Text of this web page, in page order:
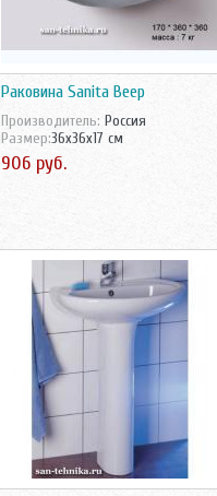
Раковина Sanita Веер
Производитель: Россия
Размер:36x36x17 см
906 руб.